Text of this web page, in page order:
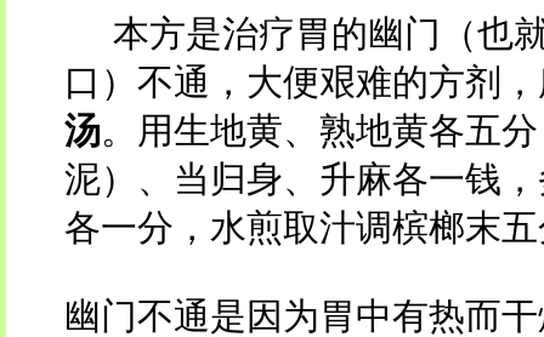
本方是治疗胃的幽门（也
口）不通，大便艰难的方剂
汤。用生地黄、熟地黄各五
泥）、当归身、升麻各一钱
各一分，水煎取汁调槟榔末
幽门不通是因为胃中有热而